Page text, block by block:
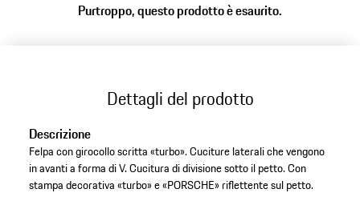
Purtroppo, questo prodotto è esaurito.
Dettagli del prodotto
Descrizione
Felpa con girocollo scritta «turbo». Cuciture laterali che vengono
in avanti a forma di V. Cucitura di divisione sotto il petto. Con
stampa decorativa «turbo» e «PORSCHE» riflettente sul petto.